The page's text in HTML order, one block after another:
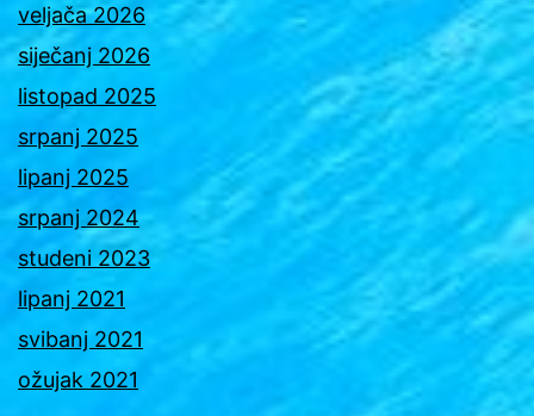
veljača 2026
siječanj 2026
listopad 2025
srpanj 2025
lipanj 2025
srpanj 2024
studeni 2023
lipanj 2021
svibanj 2021
ožujak 2021